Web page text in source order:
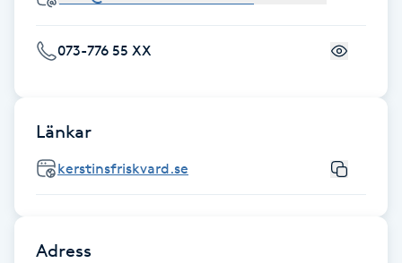
Fransborttagning
Fransfärgning
073-776 55 XX
Länkar
kerstinsfriskvard.se
Adress